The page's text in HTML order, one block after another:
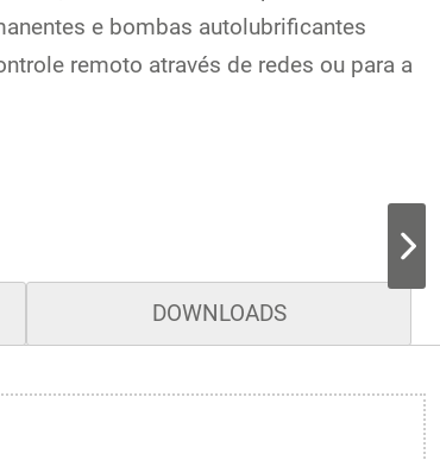
e bombas autolubrificantes
remoto através de redes ou para a
DOWNLOADS